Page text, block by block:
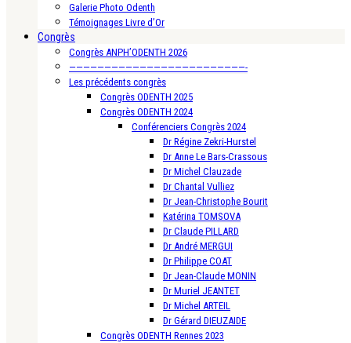
Galerie Photo Odenth
Témoignages Livre d’Or
Congrès
Congrès ANPH’ODENTH 2026
—————————————————————————-
Les précédents congrès
Congrès ODENTH 2025
Congrès ODENTH 2024
Conférenciers Congrès 2024
Dr Régine Zekri-Hurstel
Dr Anne Le Bars-Crassous
Dr Michel Clauzade
Dr Chantal Vulliez
Dr Jean-Christophe Bourit
Katérina TOMSOVA
Dr Claude PILLARD
Dr André MERGUI
Dr Philippe COAT
Dr Jean-Claude MONIN
Dr Muriel JEANTET
Dr Michel ARTEIL
Dr Gérard DIEUZAIDE
Congrès ODENTH Rennes 2023